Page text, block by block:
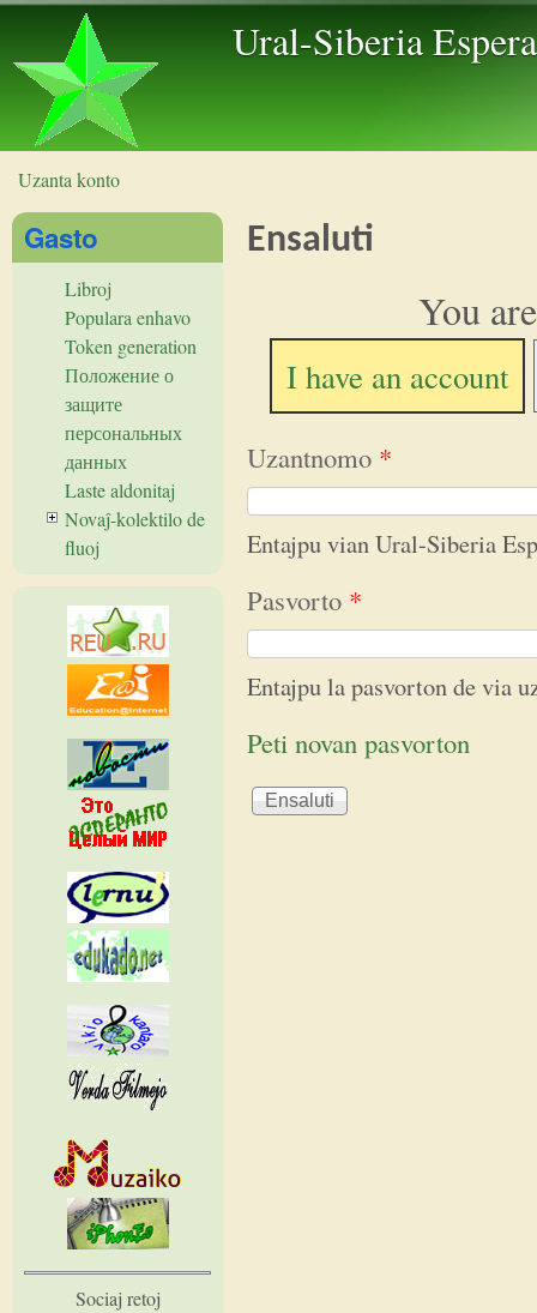
Ural-Siberia
Vi estas ĉi tie
Uzanta konto
Ensaluti
You
I have an account
Uzantnomo *
Entajpu vian Ural-Siberia
Pasvorto *
Entajpu la pasvorton de via
Peti novan pasvorton
Gasto
Libroj
Populara enhavo
Token generation
Положение о
защите
персональных
данных
Laste aldonitaj
Novaĵ-kolektilo de
fluoj
Sociaj retoj